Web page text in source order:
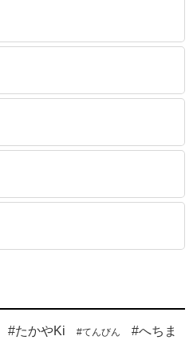
#たかやKi #てんびん #へちま